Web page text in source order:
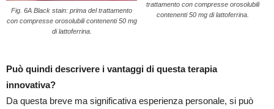
Fig. 6A Black stain: prima del trattamento
con compresse orosolubili contenenti 50 mg
di lattoferrina.
trattamento con compresse orosolubili
contenenti 50 mg di lattoferrina.
Può quindi descrivere i vantaggi di questa terapia
innovativa?
Da questa breve ma significativa esperienza personale, si può